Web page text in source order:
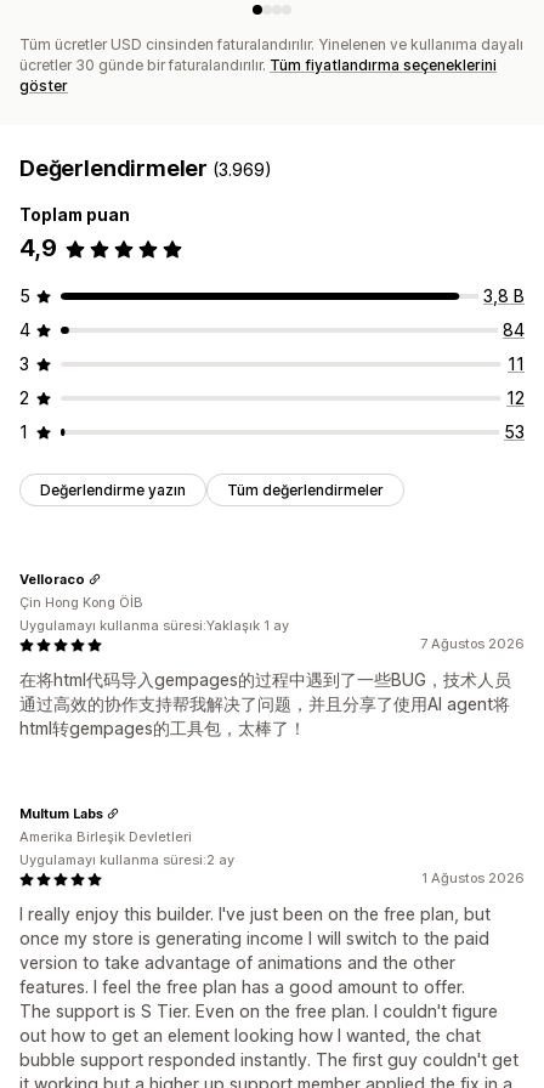
Tüm ücretler USD cinsinden faturalandırılır. Yinelenen ve kullanıma dayalı
ücretler 30 günde bir faturalandırılır. Tüm fiyatlandırma seçeneklerini
göster
Değerlendirmeler (3.969)
Toplam puan
4,9
5
3,8 B
4
84
3
11
2
12
1
53
Değerlendirme yazın Tüm değerlendirmeler
7 Ağustos 2026
在将html代码导入gempages的过程中遇到了一些BUG，技术人员
通过高效的协作支持帮我解决了问题，并且分享了使用AI agent将
html转gempages的工具包，太棒了！
Velloraco
Çin Hong Kong ÖİB
Uygulamayı kullanma süresi:Yaklaşık 1 ay
1 Ağustos 2026
I really enjoy this builder. I've just been on the free plan, but
once my store is generating income I will switch to the paid
version to take advantage of animations and the other
features. I feel the free plan has a good amount to offer.
The support is S Tier. Even on the free plan. I couldn't figure
out how to get an element looking how I wanted, the chat
bubble support responded instantly. The first guy couldn't get
Multum Labs
Amerika Birleşik Devletleri
Uygulamayı kullanma süresi:2 ay